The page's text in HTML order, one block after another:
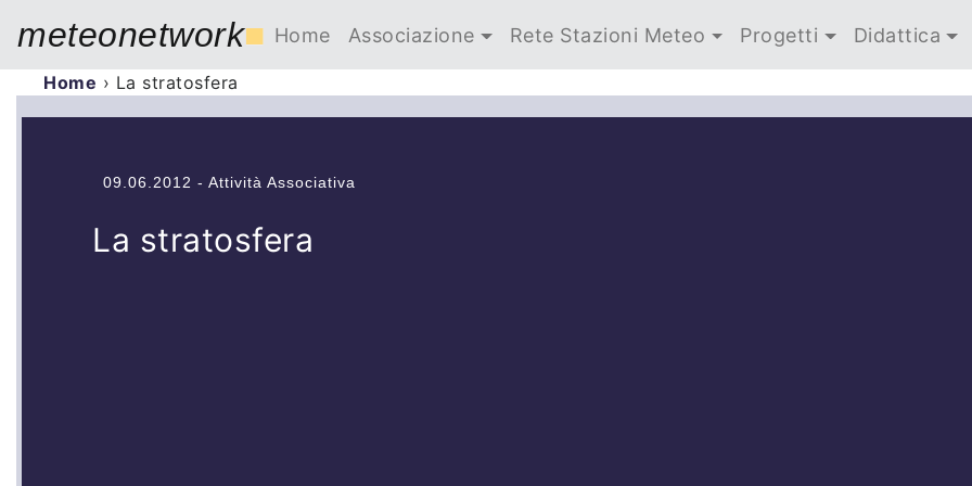
meteonetwork■ Home Associazione Rete Stazioni Meteo Progetti Didattica
Home › La stratosfera
09.06.2012 - Attività Associativa
La stratosfera